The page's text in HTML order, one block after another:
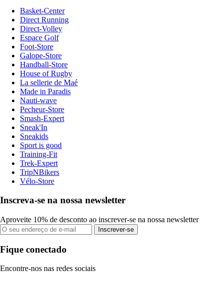
Basket-Center
Direct Running
Direct-Volley
Espace Golf
Foot-Store
Galope-Store
Handball-Store
House of Rugby
La sellerie de Maé
Made in Paradis
Nauti-wave
Pecheur-Store
Smash-Expert
Sneak'In
Sneakids
Sport is good
Training-Fit
Trek-Expert
TripNBikers
Vélo-Store
Inscreva-se na nossa newsletter
Aproveite 10% de desconto ao inscrever-se na nossa newsletter
Inscrever-se
Fique conectado
Encontre-nos nas redes sociais